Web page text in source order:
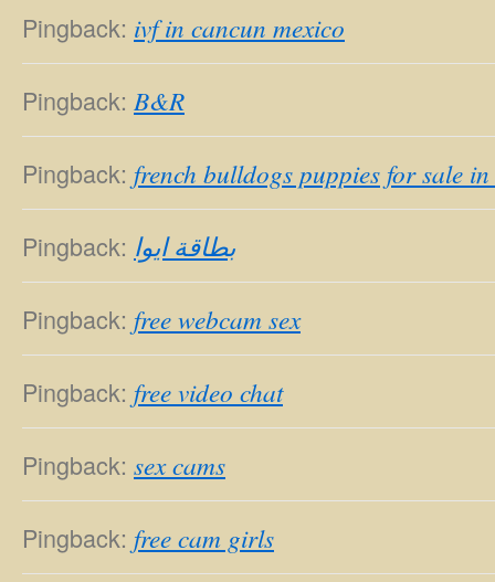
Pingback: ivf in cancun mexico
Pingback: B&R
Pingback: french bulldogs puppies for sale in
Pingback: بطاقة ايوا
Pingback: free webcam sex
Pingback: free video chat
Pingback: sex cams
Pingback: free cam girls